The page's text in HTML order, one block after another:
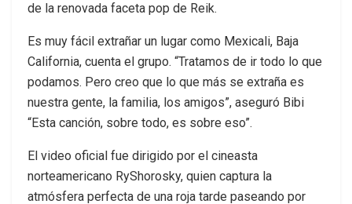
de la renovada faceta pop de Reik.
Es muy fácil extrañar un lugar como Mexicali, Baja
California, cuenta el grupo. “Tratamos de ir todo lo que
podamos. Pero creo que lo que más se extraña es
nuestra gente, la familia, los amigos”, aseguró Bibi
“Esta canción, sobre todo, es sobre eso”.
El video oficial fue dirigido por el cineasta
norteamericano RyShorosky, quien captura la
atmósfera perfecta de una roja tarde paseando por